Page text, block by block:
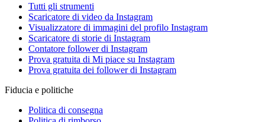
Tutti gli strumenti
Scaricatore di video da Instagram
Visualizzatore di immagini del profilo Instagram
Scaricatore di storie di Instagram
Contatore follower di Instagram
Prova gratuita di Mi piace su Instagram
Prova gratuita dei follower di Instagram
Fiducia e politiche
Politica di consegna